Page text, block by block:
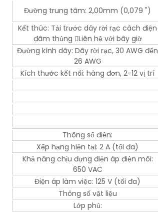
Đường trung tâm: 2,00mm (0,079 ")
Kết thúc: Tải trước dây rời rạc cách điện
đâm thủng Liên hệ với bây giờ
Đường kính dây: Dây rời rạc, 30 AWG đến
26 AWG
Kích thước kết nối: hàng đơn, 2-12 vị trí
Thông số điện:
Xếp hạng hiện tại: 2 A (tối đa)
Khả năng chịu đựng điện áp điện môi:
650 VAC
Điện áp làm việc: 125 V (tối đa)
Thông số vật liệu
Lớp phủ: